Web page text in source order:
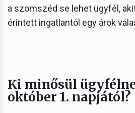
a szomszéd se lehet ügyfél,
érintett ingatlantól egy árok
Ki minősül
október 1. napjától?